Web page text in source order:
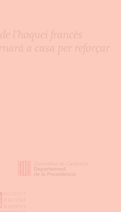
l’hoquei francès
a casa per reforçar